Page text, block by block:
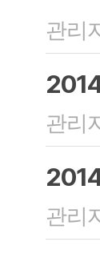
관리
관리
관리